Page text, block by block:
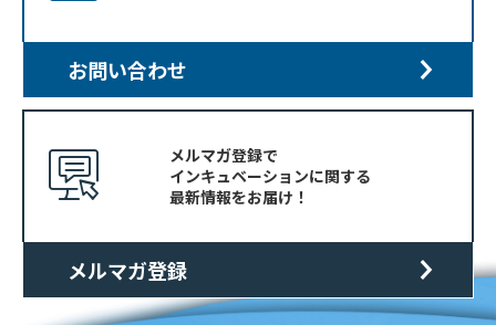
入
居
業
資
お問い合わせ
メルマガ登録で
インキュベーションに関する
最新情報をお届け！
メルマガ登録